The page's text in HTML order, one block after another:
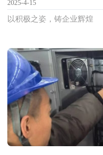
2025-4-15
以积极之姿，铸企业辉煌